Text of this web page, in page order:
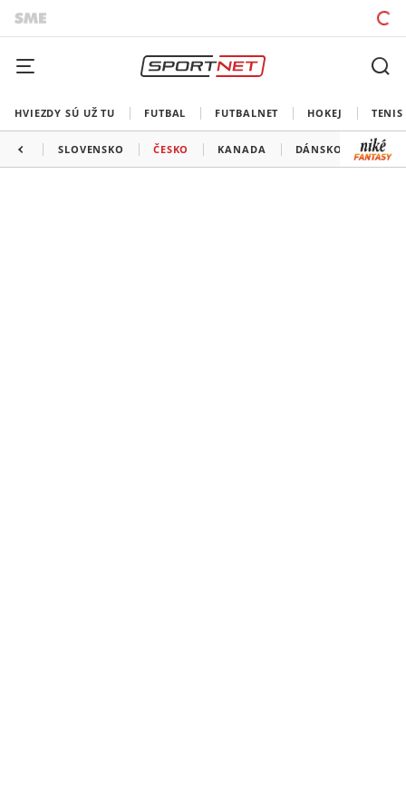
HVIEZDY SÚ UŽ TU FUTBAL FUTBALNET HOKEJ TENIS
SLOVENSKO ČESKO KANADA DÁNSKO